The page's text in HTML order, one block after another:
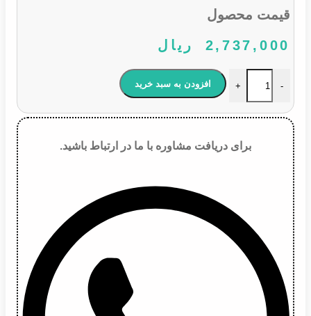
قیمت محصول
2,737,000
ریال
-
+ افزودن به سبد خرید
برای دریافت مشاوره با ما در ارتباط باشید.